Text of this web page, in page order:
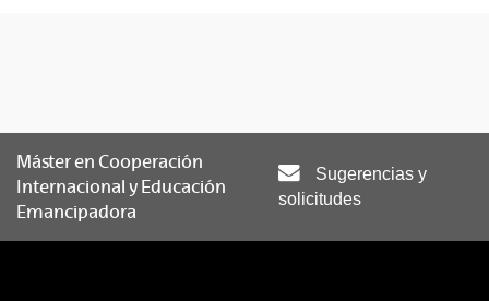
Máster en Cooperación
Internacional y Educación
Emancipadora
Sugerencias y
solicitudes